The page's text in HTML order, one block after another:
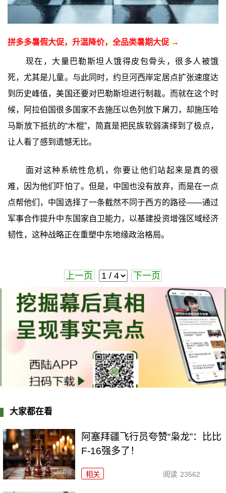
拼多多暑假大促，升温降价，全品类暑期大促 →
现在，大量巴勒斯坦人饿得皮包骨头，很多人被饿
死，尤其是儿童。与此同时，约旦河西岸定居点扩张速度达
到历史峰值，美国还要对巴勒斯坦进行制裁。而就在这个时
候，阿拉伯国很多国家不去施压以色列放下屠刀，却施压哈
马斯放下抵抗的“木棍”，简直是把民族软弱演绎到了极点，
让人看了感到遗憾无比。
面对这种系统性危机，你要让他们站起来是真的很
难，因为他们吓怕了。但是，中国也没有放弃，而是在一点
点帮他们，中国选择了一条截然不同于西方的路径——通过
军事合作提升中东国家自卫能力，以基建投资增强区域经济
韧性，这种战略正在重塑中东地缘政治格局。
上一页 下一页
大家都在看
阿塞拜疆飞行员夸赞“枭龙”：比比
F-16强多了！
相关 阅读 23562